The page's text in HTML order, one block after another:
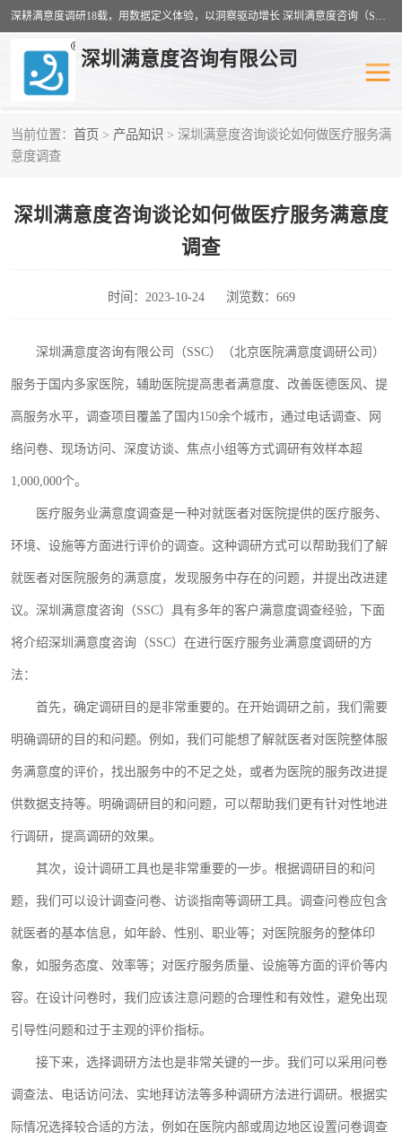
深耕满意度调研18载，用数据定义体验，以洞察驱动增长 深圳满意度咨询（SSC）：十八年专注，丈量每一份体验。
深圳满意度咨询有限公司
当前位置： 首页 > 产品知识 > 深圳满意度咨询谈论如何做医疗服务满
意度调查
深圳满意度咨询谈论如何做医疗服务满意度
调查
时间：2023-10-24 浏览数：669
深圳满意度咨询有限公司（SSC） （北京医院满意度调研公司）
服务于国内多家 医院， 辅助医院提高患者满意度、改善医德医风、提
高服务水平，调查项目覆盖了国内150余个城市，通过电话调查、网
络问卷、现场访问、深度访谈、焦点小组等方式调研有效样本超
1,000,000个。
医疗服务业满意度调查是一种对就医者对医院提供的医疗服务、
环境、设施等方面进行评价的调查。这种调研方式可以帮助我们了解
就医者对医院服务的满意度，发现服务中存在的问题，并提出改进建
议。 深圳满意度咨询（SSC）具有多年的客户满意度调查经验， 下面
将介绍深圳满意度咨询（SSC） 在进行医疗服务业满意度调研的方
法 ：
首先，确定调研目的是非常重要的。在开始调研之前，我们需要
明确调研的目的和问题。例如，我们可能想了解就医者对医院整体服
务满意度的评价，找出服务中的不足之处，或者为医院的服务改进提
供数据支持等。明确调研目的和问题，可以帮助我们更有针对性地进
行调研，提高调研的效果。
其次，设计调研工具也是非常重要的一步。根据调研目的和问
题，我们可以设计调查问卷、访谈指南等调研工具。调查问卷应包含
就医者的基本信息，如年龄、性别、职业等；对医院服务的整体印
象，如服务态度、效率等；对医疗服务质量、设施等方面的评价等内
容。在设计问卷时，我们应该注意问题的合理性和有效性，避免出现
引导性问题和过于主观的评价指标。
接下来，选择调研方法也是非常关键的一步。我们可以采用问卷
调查法、电话访问法、实地拜访法等多种调研方法进行调研。根据实
际情况选择较合适的方法，例如在医院内部或周边地区设置问卷调查
物业满意度调查
客户满意度调查 医疗服务业满意度
餐饮业满意度调查
营商环境满意度 员工满意度